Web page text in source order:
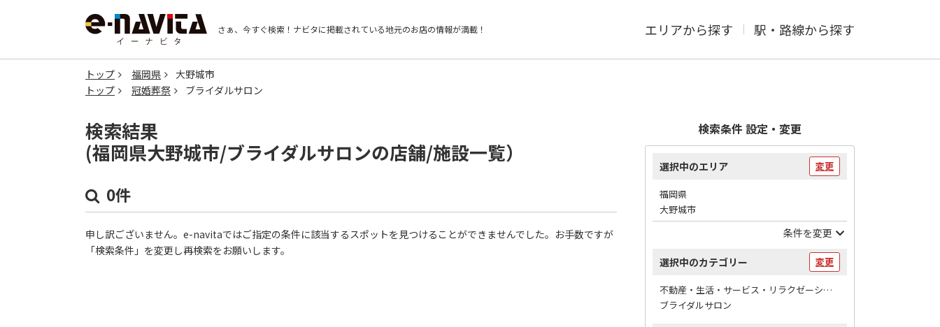
さぁ、今すぐ検索！ ナビタに掲載されている地元のお店の情報が満載！ エリアから探す 駅・路線から探す
トップ 福岡県
大野城市
トップ
冠婚葬祭 ブライダルサロン
検索結果
(福岡県大野城市/ブライダルサロンの店舗/施設一覧）
0件
申し訳ございません。e-navitaではご指定の条件に該当するスポットを見つけることができませんでした。お手数ですが
「検索条件」を変更し再検索をお願いします。
検索条件 設定・変更
選択中のエリア 変更
福岡県
大野城市
条件を変更
選択中のカテゴリー 変更
不動産・生活・サービス・リラクゼーション / 冠婚葬祭
ブライダルサロン